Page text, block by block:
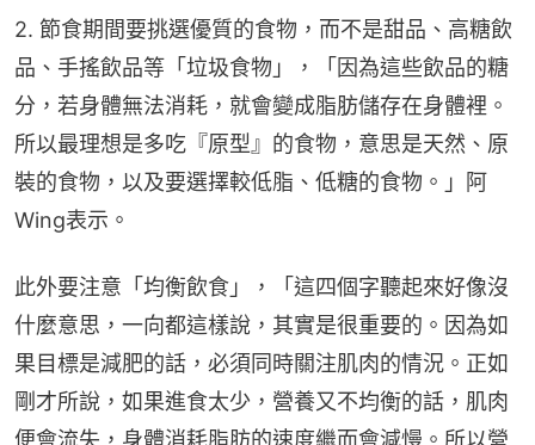
2. 節食期間要挑選優質的食物，而不是甜品、高糖飲
品、手搖飲品等「垃圾食物」，「因為這些飲品的糖
分，若身體無法消耗，就會變成脂肪儲存在身體裡。
所以最理想是多吃『原型』的食物，意思是天然、原
裝的食物，以及要選擇較低脂、低糖的食物。」阿
Wing表示。
此外要注意「均衡飲食」，「這四個字聽起來好像沒
什麼意思，一向都這樣說，其實是很重要的。因為如
果目標是減肥的話，必須同時關注肌肉的情況。正如
剛才所說，如果進食太少，營養又不均衡的話，肌肉
便會流失，身體消耗脂肪的速度繼而會減慢。所以營